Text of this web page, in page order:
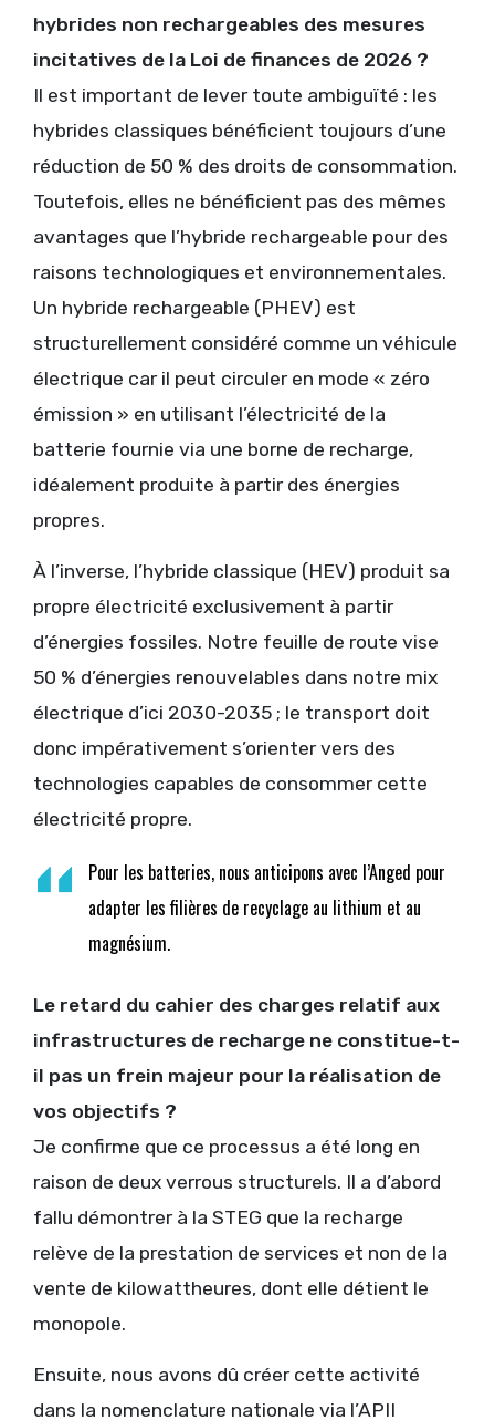
hybrides non rechargeables des mesures
incitatives de la Loi de finances de 2026 ?
Il est important de lever toute ambiguïté : les
hybrides classiques bénéficient toujours d’une
réduction de 50 % des droits de consommation.
Toutefois, elles ne bénéficient pas des mêmes
avantages que l’hybride rechargeable pour des
raisons technologiques et environnementales.
Un hybride rechargeable (PHEV) est
structurellement considéré comme un véhicule
électrique car il peut circuler en mode « zéro
émission » en utilisant l’électricité de la
batterie fournie via une borne de recharge,
idéalement produite à partir des énergies
propres.
À l’inverse, l’hybride classique (HEV) produit sa
propre électricité exclusivement à partir
d’énergies fossiles. Notre feuille de route vise
50 % d’énergies renouvelables dans notre mix
électrique d’ici 2030-2035 ; le transport doit
donc impérativement s’orienter vers des
technologies capables de consommer cette
électricité propre.
Pour les batteries, nous anticipons avec l’Anged pour
adapter les filières de recyclage au lithium et au
magnésium.
Le retard du cahier des charges relatif aux
infrastructures de recharge ne constitue-t-
il pas un frein majeur pour la réalisation de
vos objectifs ?
Je confirme que ce processus a été long en
raison de deux verrous structurels. Il a d’abord
fallu démontrer à la STEG que la recharge
relève de la prestation de services et non de la
vente de kilowattheures, dont elle détient le
monopole.
Ensuite, nous avons dû créer cette activité
dans la nomenclature nationale via l’APII